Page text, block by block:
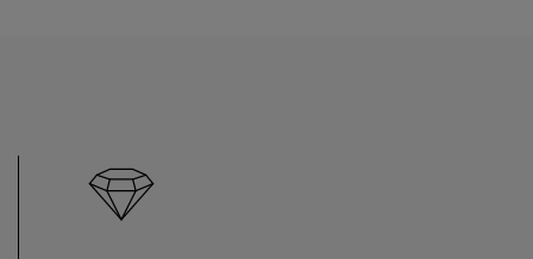
Heeft u verder vragen kan u steeds